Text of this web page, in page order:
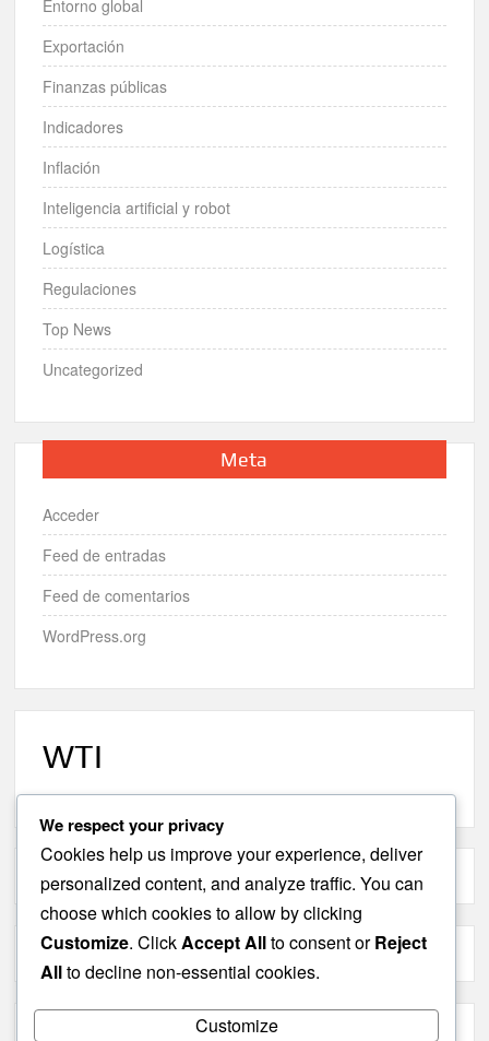
Entorno global
Exportación
Finanzas públicas
Indicadores
Inflación
Inteligencia artificial y robot
Logística
Regulaciones
Top News
Uncategorized
Meta
Acceder
Feed de entradas
Feed de comentarios
WordPress.org
WTI
We respect your privacy
Cookies help us improve your experience, deliver
personalized content, and analyze traffic. You can
choose which cookies to allow by clicking
Customize. ClickAccept Allto consent orReject
Allto decline non-essential cookies.
Customize